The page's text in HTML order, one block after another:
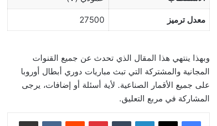
معدل ترميز 27500
وبهذا ينتهي هذا المقال الذي تحدث عن جميع القنوات
المجانية والمشتركة التي تبث مباريات دوري أبطال أوروبا
على جميع الأقمار الصناعية. لأية أسئلة أو إضافات، يرجى
المشاركة في مربع التعليق.
لينكدإن بينتيريست مشاركة عبر البريد